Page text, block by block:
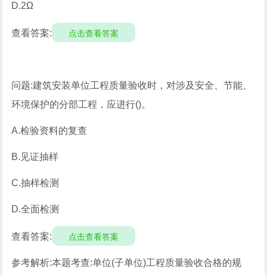
D.2Ω
查看答案: 点击查看答案
问题:建筑安装单位工程质量验收时，对涉及安全、节能、
环境保护的分部工程，应进行()。
A.检验资料的复查
B.见证抽样
C.抽样检测
D.全面检测
查看答案: 点击查看答案
参考解析:本题考查:单位(子单位)工程质量验收合格的规